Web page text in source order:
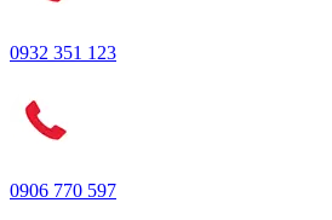
0932 351 123
0906 770 597